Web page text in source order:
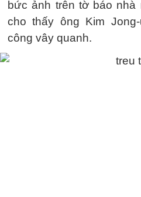
bức ảnh trên tờ báo nhà
cho thấy ông Kim
công vây quanh.